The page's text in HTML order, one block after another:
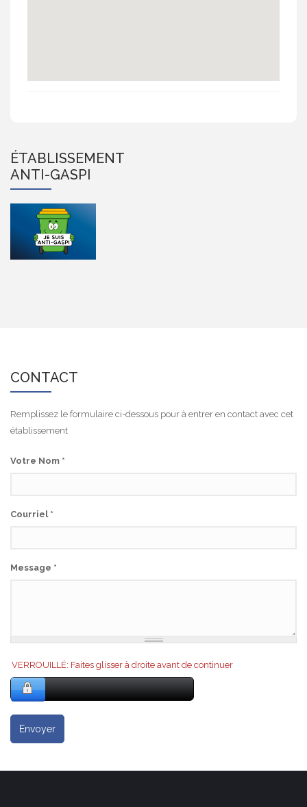
ÉTABLISSEMENT
ANTI-GASPI
CONTACT
Remplissez le formulaire ci-dessous pour à entrer en contact avec cet
établissement
Votre Nom *
Courriel *
Message *
VERROUILLÉ: Faites glisser à droite avant de continuer
Envoyer